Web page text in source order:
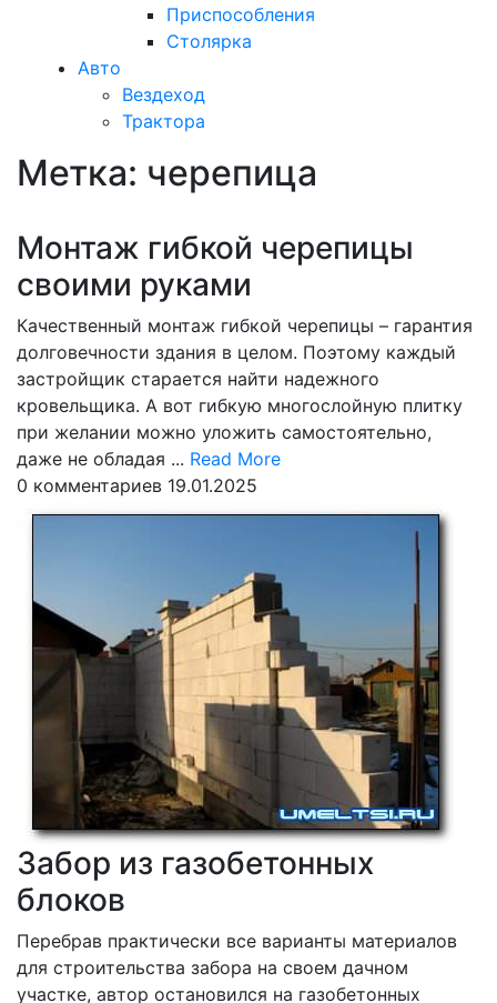
Приспособления
Столярка
Авто
Вездеход
Трактора
Закрыть
меню
Метка: черепица
Монтаж гибкой черепицы
своими руками
Качественный монтаж гибкой черепицы – гарантия
долговечности здания в целом. Поэтому каждый
застройщик старается найти надежного
кровельщика. А вот гибкую многослойную плитку
при желании можно уложить самостоятельно,
даже не обладая ... Read MoreRead
0 комментариев 19.01.2025
Забор из газобетонных
блоков
Перебрав практически все варианты материалов
для строительства забора на своем дачном
участке, автор остановился на газобетонных